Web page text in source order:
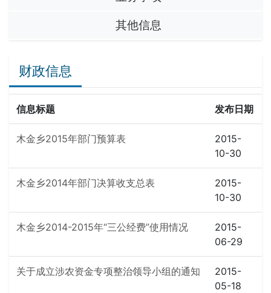
其他信息
财政信息
信息标题 发布日期
木金乡2015年部门预算表
2015-
10-30
木金乡2014年部门决算收支总表
2015-
10-30
木金乡2014-2015年“三公经费”使用情况
2015-
06-29
关于成立涉农资金专项整治领导小组的通知
2015-
05-18